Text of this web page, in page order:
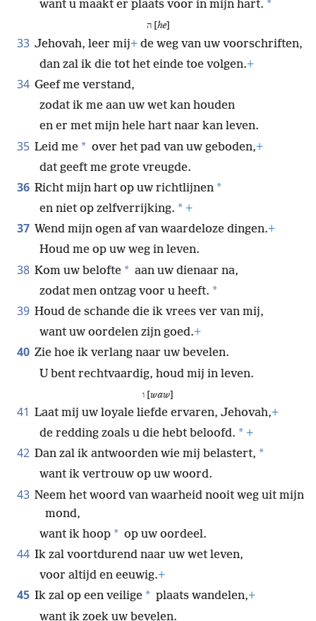
want u maakt er plaats voor in mijn hart. *
ה [ he]
33 Jehovah, leer mij+ de weg van uw voorschriften,
dan zal ik die tot het einde toe volgen.+
34 Geef me verstand,
zodat ik me aan uw wet kan houden
en er met mijn hele hart naar kan leven.
35 Leid me * over het pad van uw geboden,+
dat geeft me grote vreugde.
36 Richt mijn hart op uw richtlijnen *
en niet op zelfverrijking. * +
37 Wend mijn ogen af van waardeloze dingen.+
Houd me op uw weg in leven.
38 Kom uw belofte * aan uw dienaar na,
zodat men ontzag voor u heeft. *
39 Houd de schande die ik vrees ver van mij,
want uw oordelen zijn goed.+
40 Zie hoe ik verlang naar uw bevelen.
U bent rechtvaardig, houd mij in leven.
ו [waw]
41 Laat mij uw loyale liefde ervaren, Jehovah,+
de redding zoals u die hebt beloofd. * +
42 Dan zal ik antwoorden wie mij belastert, *
want ik vertrouw op uw woord.
43 Neem het woord van waarheid nooit weg uit mijn
mond,
want ik hoop * op uw oordeel.
44 Ik zal voortdurend naar uw wet leven,
voor altijd en eeuwig.+
45 Ik zal op een veilige * plaats wandelen,+
want ik zoek uw bevelen.